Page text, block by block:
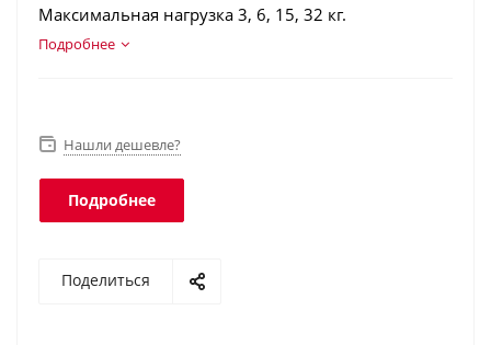
Максимальная нагрузка 3, 6, 15, 32 кг.
Жидкокристаллический индикатор с подсветкой.
Подробнее
Нашли дешевле?
Подробнее
Поделиться